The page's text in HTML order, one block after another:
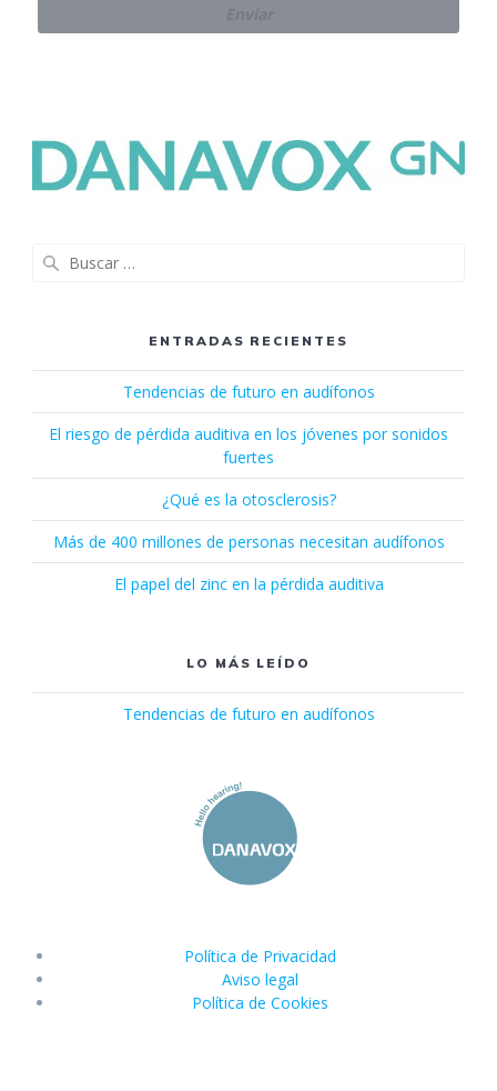
ENTRADAS RECIENTES
Tendencias de futuro en audífonos
El riesgo de pérdida auditiva en los jóvenes por sonidos
fuertes
¿Qué es la otosclerosis?
Más de 400 millones de personas necesitan audífonos
El papel del zinc en la pérdida auditiva
LO MÁS LEÍDO
Tendencias de futuro en audífonos
Política de Privacidad
Aviso legal
Política de Cookies